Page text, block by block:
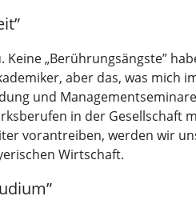
„Berührungsängste”
aber das, was
und
in der Gesellschaft
vorantreiben, werden wir
Wirtschaft.